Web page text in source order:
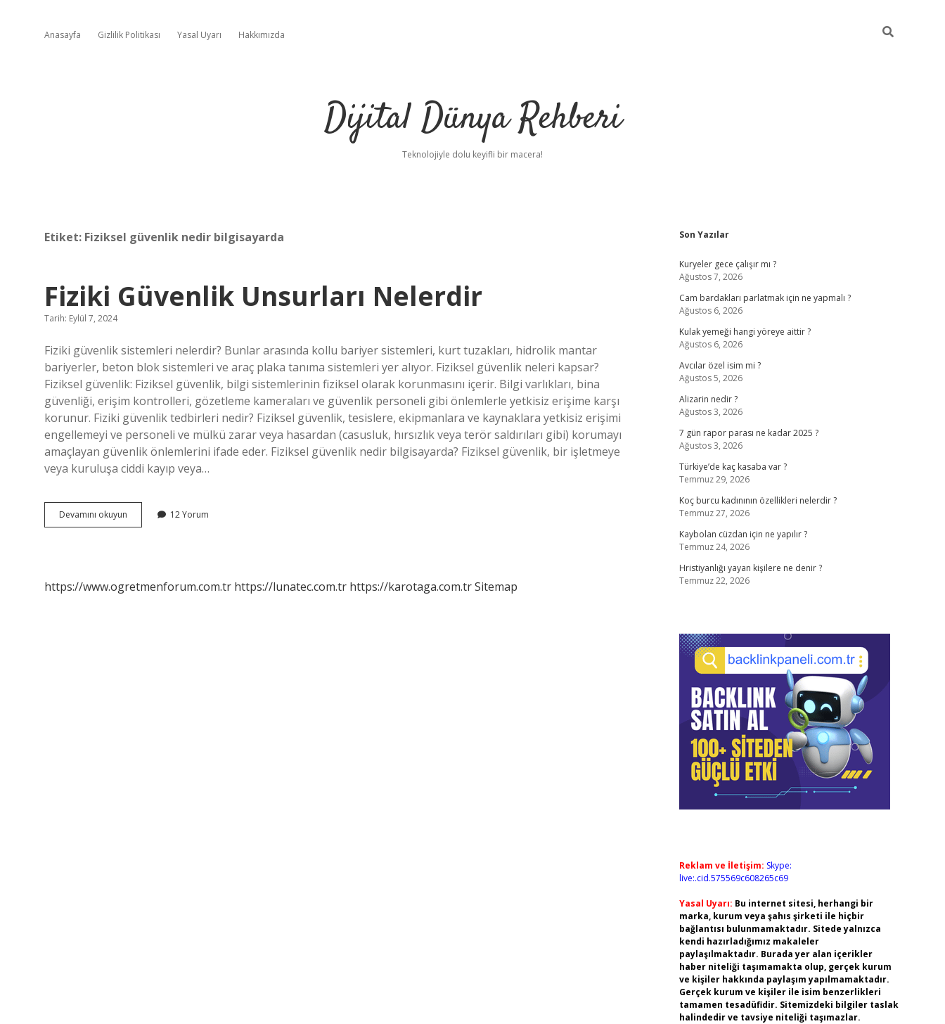
Anasayfa Gizlilik Politikası Yasal Uyarı Hakkımızda
Dijital Dünya Rehberi
Teknolojiyle dolu keyifli bir macera!
Etiket: Fiziksel güvenlik nedir bilgisayarda
Fiziki Güvenlik Unsurları Nelerdir
Tarih: Eylül 7, 2024
Fiziki güvenlik sistemleri nelerdir? Bunlar arasında kollu bariyer sistemleri, kurt tuzakları, hidrolik mantar
bariyerler, beton blok sistemleri ve araç plaka tanıma sistemleri yer alıyor. Fiziksel güvenlik neleri kapsar?
Fiziksel güvenlik: Fiziksel güvenlik, bilgi sistemlerinin fiziksel olarak korunmasını içerir. Bilgi varlıkları, bina
güvenliği, erişim kontrolleri, gözetleme kameraları ve güvenlik personeli gibi önlemlerle yetkisiz erişime karşı
korunur. Fiziki güvenlik tedbirleri nedir? Fiziksel güvenlik, tesislere, ekipmanlara ve kaynaklara yetkisiz erişimi
engellemeyi ve personeli ve mülkü zarar veya hasardan (casusluk, hırsızlık veya terör saldırıları gibi) korumayı
amaçlayan güvenlik önlemlerini ifade eder. Fiziksel güvenlik nedir bilgisayarda? Fiziksel güvenlik, bir işletmeye
veya kuruluşa ciddi kayıp veya…
Devamını okuyun
Güvenlik
12 Yorum
https://www.ogretmenforum.com.tr https://lunatec.com.tr https://karotaga.com.trSitemap
Sidebar
Son Yazılar
Kuryeler gece çalışır mı ?
Ağustos 7, 2026
Cam bardakları parlatmak için ne yapmalı ?
Ağustos 6, 2026
Kulak yemeği hangi yöreye aittir ?
Ağustos 6, 2026
Avcılar özel isim mi ?
Ağustos 5, 2026
Alizarin nedir ?
Ağustos 3, 2026
7 gün rapor parası ne kadar 2025 ?
Ağustos 3, 2026
Türkiye’de kaç kasaba var ?
Temmuz 29, 2026
Koç burcu kadınının özellikleri nelerdir ?
Temmuz 27, 2026
Kaybolan cüzdan için ne yapılır ?
Temmuz 24, 2026
Hristiyanlığı yayan kişilere ne denir ?
Temmuz 22, 2026
Reklam ve İletişim: Skype:
live:.cid.575569c608265c69
Yasal Uyarı: Bu internet sitesi, herhangi bir
marka, kurum veya şahıs şirketi ile hiçbir
bağlantısı bulunmamaktadır. Sitede yalnızca
kendi hazırladığımız makaleler
paylaşılmaktadır. Burada yer alan içerikler
haber niteliği taşımamakta olup, gerçek kurum
ve kişiler hakkında paylaşım yapılmamaktadır.
Gerçek kurum ve kişiler ile isim benzerlikleri
tamamen tesadüfidir. Sitemizdeki bilgiler taslak
halindedir ve tavsiye niteliği taşımazlar.